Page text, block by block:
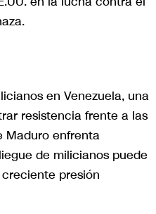
en Venezuela, una
resistencia frente a las
Maduro enfrenta
de milicianos puede
presión